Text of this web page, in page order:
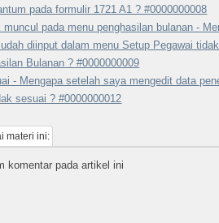
pada formulir 1721 A1 ? #0000000008
pada menu penghasilan bulanan -
diinput dalam menu Setup Pegawai
Bulanan ? #0000000009
- Mengapa setelah saya mengedit data
sesuai ? #0000000012
materi ini:
komentar pada artikel ini